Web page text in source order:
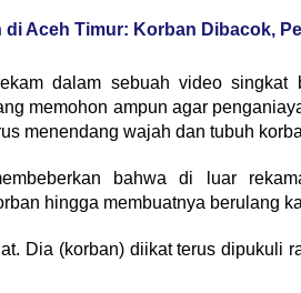
di Aceh Timur: Korban Dibacok,
dalam sebuah video singkat
memohon ampun agar
menendang wajah dan tubuh
bahwa di luar
hingga membuatnya berulang
Dia (korban) diikat terus dipukuli